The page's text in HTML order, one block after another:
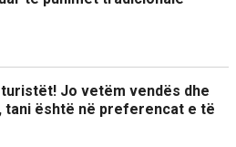
Jo vetëm vendës dhe
tani është në preferencat e të